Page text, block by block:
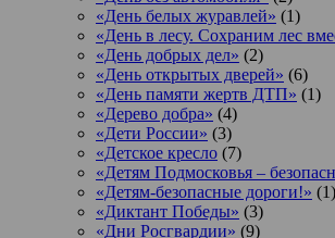
«День белых журавлей» (1)
«День в лесу. Сохраним лес
«День добрых дел» (2)
«День открытых дверей» (6)
«День памяти жертв ДТП» (1)
«Дерево добра» (4)
«Дети России» (3)
«Детское кресло (7)
«Детям Подмосковья –
«Детям-безопасные дороги!» (1)
«Диктант Победы» (3)
«Дни Росгвардии» (9)